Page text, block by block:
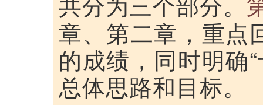
章、第二章，重点
的成绩，同时明确
总体思路和目标。